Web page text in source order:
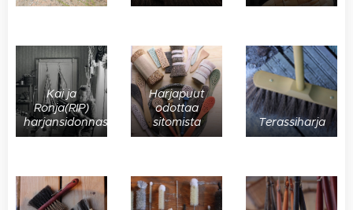
Kai ja
Ronja(RIP)
harjansidonnassa
Harjapuut
odottaa
sitomista
Terassiharja